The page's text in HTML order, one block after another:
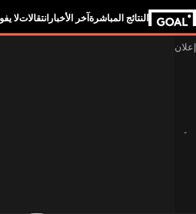
النتائج المباشرة آخر الأخبار انتقالاتلا